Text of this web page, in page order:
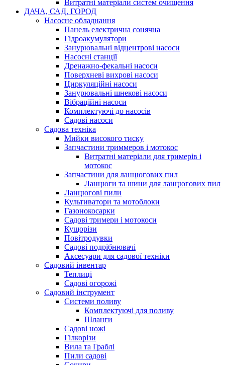
Витратні матеріали систем очищення
ДАЧА, САД, ГОРОД
Насосне обладнання
Панель електрична сонячна
Гідроакумулятори
Занурювальні відцентрові насоси
Насосні станції
Дренажно-фекальні насоси
Поверхневі вихрові насоси
Циркуляційні насоси
Занурювальні шнекові насоси
Вібраційні насоси
Комплектуючі до насосів
Cадові насоси
Садова техніка
Мийки високого тиску
Запчастини триммеров і мотокос
Витратні матеріали для тримерів і
мотокос
Запчастини для ланцюгових пил
Ланцюги та шини для ланцюгових пил
Ланцюгові пили
Культиватори та мотоблоки
Газонокосарки
Садові тримери і мотокоси
Кущорізи
Повітродувки
Садові подрібнювачі
Аксесуари для садової техніки
Садовий інвентар
Теплиці
Садові огорожі
Садовий інструмент
Системи поливу
Комплектуючі для поливу
Шланги
Садові ножі
Гілкорізи
Вила та Граблі
Пили садові